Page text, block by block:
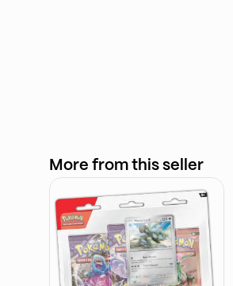
More from this seller